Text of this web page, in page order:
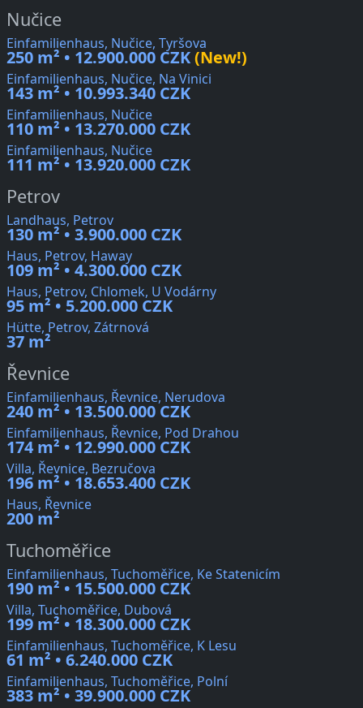
Nučice
Einfamilienhaus, Nučice, Tyršova
250 m² • 12.900.000 CZK(New!)
Einfamilienhaus, Nučice, Na Vinici
143 m² • 10.993.340 CZK
Einfamilienhaus, Nučice
110 m² • 13.270.000 CZK
Einfamilienhaus, Nučice
111 m² • 13.920.000 CZK
Petrov
Landhaus, Petrov
130 m² • 3.900.000 CZK
Haus, Petrov, Haway
109 m² • 4.300.000 CZK
Haus, Petrov, Chlomek, U Vodárny
95 m² • 5.200.000 CZK
Hütte, Petrov, Zátrnová
37 m²
Řevnice
Einfamilienhaus, Řevnice, Nerudova
240 m² • 13.500.000 CZK
Einfamilienhaus, Řevnice, Pod Drahou
174 m² • 12.990.000 CZK
Villa, Řevnice, Bezručova
196 m² • 18.653.400 CZK
Haus, Řevnice
200 m²
Tuchoměřice
Einfamilienhaus, Tuchoměřice, Ke Statenicím
190 m² • 15.500.000 CZK
Villa, Tuchoměřice, Dubová
199 m² • 18.300.000 CZK
Einfamilienhaus, Tuchoměřice, K Lesu
61 m² • 6.240.000 CZK
Einfamilienhaus, Tuchoměřice, Polní
383 m² • 39.900.000 CZK